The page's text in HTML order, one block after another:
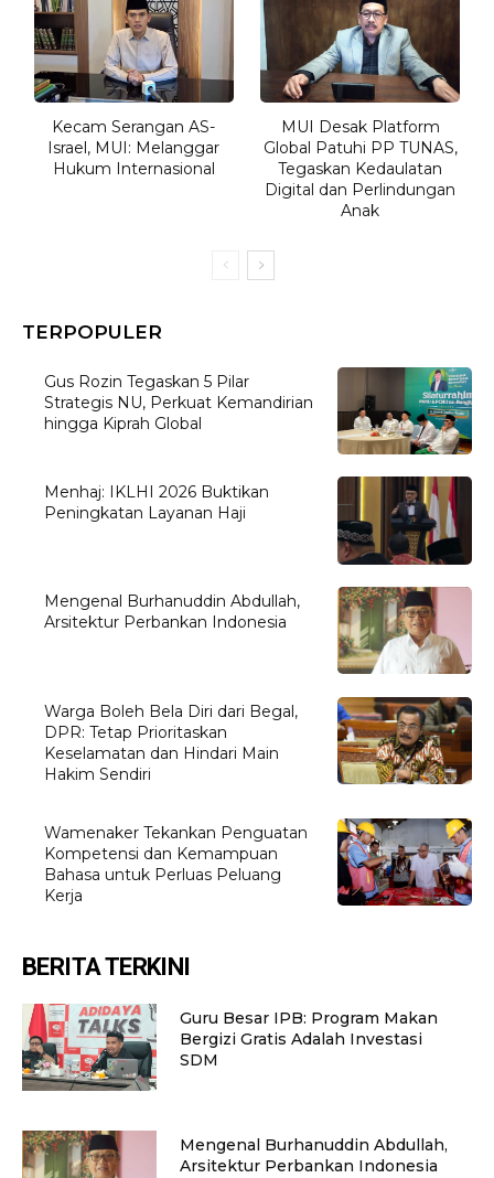
Kecam Serangan AS-
Israel, MUI: Melanggar
Hukum Internasional
MUI Desak Platform
Global Patuhi PP TUNAS,
Tegaskan Kedaulatan
Digital dan Perlindungan
Anak
TERPOPULER
Gus Rozin Tegaskan 5 Pilar
Strategis NU, Perkuat Kemandirian
hingga Kiprah Global
Menhaj: IKLHI 2026 Buktikan
Peningkatan Layanan Haji
Mengenal Burhanuddin Abdullah,
Arsitektur Perbankan Indonesia
Warga Boleh Bela Diri dari Begal,
DPR: Tetap Prioritaskan
Keselamatan dan Hindari Main
Hakim Sendiri
Wamenaker Tekankan Penguatan
Kompetensi dan Kemampuan
Bahasa untuk Perluas Peluang
Kerja
BERITA TERKINI
Guru Besar IPB: Program Makan
Bergizi Gratis Adalah Investasi
SDM
Mengenal Burhanuddin Abdullah,
Arsitektur Perbankan Indonesia